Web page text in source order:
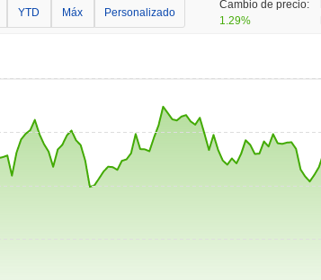
YTD Máx Personalizado
Cambio de precio:
1.29%